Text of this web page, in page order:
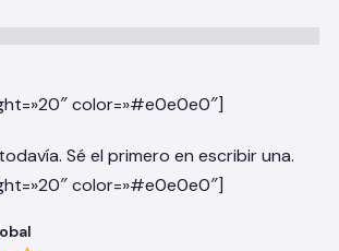
color=»#e0e0e0″]
Sé el primero en escribir una.
color=»#e0e0e0″]